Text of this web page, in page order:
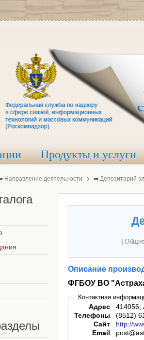
Продукты и услуги
Направление деятельности ⇒ Депозитарий
Описание
ФГБОУ ВО
Контактная
Адрес
414056;
Телефоны
(8512)
Сайт
http://
Email